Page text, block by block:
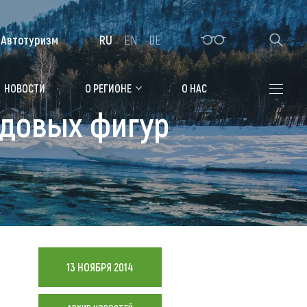
Алтайская зимовка
Где остановиться
Санатории
Гостиницы, отели
Коттеджи, базы
Мотели, придорожные отели
НОВОСТИ О РЕГИОНЕ О НАС
Автотуризм RU EN DE
фигур
13 НОЯБРЯ 2014